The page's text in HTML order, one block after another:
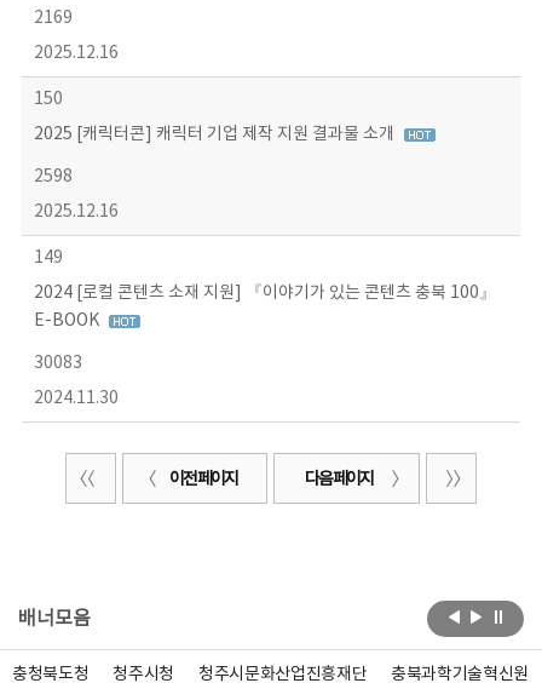
2169
2025.12.16
150
2025 [캐릭터콘] 캐릭터 기업 제작 지원 결과물 소개
2598
2025.12.16
149
2024 [로컬 콘텐츠 소재 지원] 『이야기가 있는 콘텐츠 충북 100』
E-BOOK
30083
2024.11.30
이전 페이지 다음 페이지
배너모음
충청북도청 청주시청 청주시문화산업진흥재단 충북과학기술혁신원